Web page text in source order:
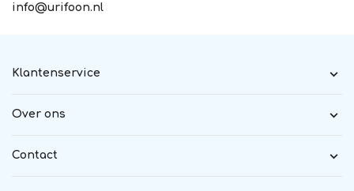
info@urifoon.nl
Klantenservice
Over ons
Contact